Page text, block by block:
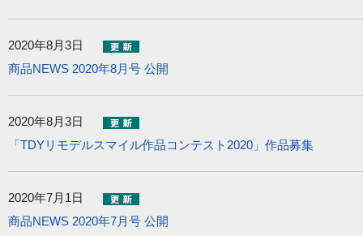
2020年8月3日
商品NEWS 2020年8月号 公開
2020年8月3日
「TDYリモデルスマイル作品コンテスト2020」作品募集
2020年7月1日
商品NEWS 2020年7月号 公開